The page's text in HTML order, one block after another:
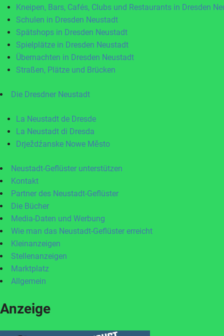
Kneipen, Bars, Cafés, Clubs und Restaurants in Dresden
Schulen in Dresden Neustadt
Spätshops in Dresden Neustadt
Spielplätze in Dresden Neustadt
Übernachten in Dresden Neustadt
Straßen, Plätze und Brücken
Die Dresdner Neustadt
La Neustadt de Dresde
La Neustadt di Dresda
Drježdźanske Nowe Město
Neustadt-Geflüster unterstützen
Kontakt
Partner des Neustadt-Geflüster
Die Bücher
Media-Daten und Werbung
Wie man das Neustadt-Geflüster erreicht
Kleinanzeigen
Stellenanzeigen
Marktplatz
Allgemein
Anzeige